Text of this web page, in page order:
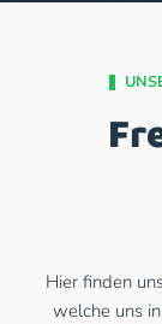
Hier finden
welche uns